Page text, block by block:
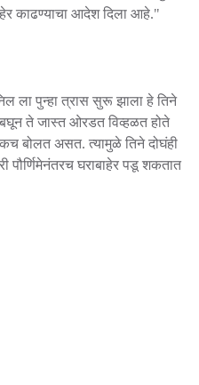
काढण्याचा आदेश दिला आहे."
ला पुन्हा त्रास सुरू झाला हे तिने
ते जास्त ओरडत विव्हळत होते
बोलत असत. त्यामुळे तिने दोघंही
घराबाहेर पडू शकतात